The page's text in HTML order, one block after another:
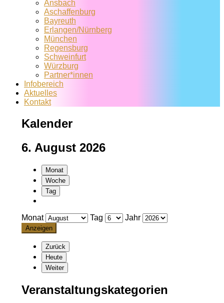
Ansbach
Aschaffenburg
Bayreuth
Erlangen/Nürnberg
München
Regensburg
Schweinfurt
Würzburg
Partner*innen
Infobereich
Aktuelles
Kontakt
Kalender
6. August 2026
Monat
Woche
Tag
Monat Tag Jahr
Zurück
Heute
Weiter
Veranstaltungskategorien